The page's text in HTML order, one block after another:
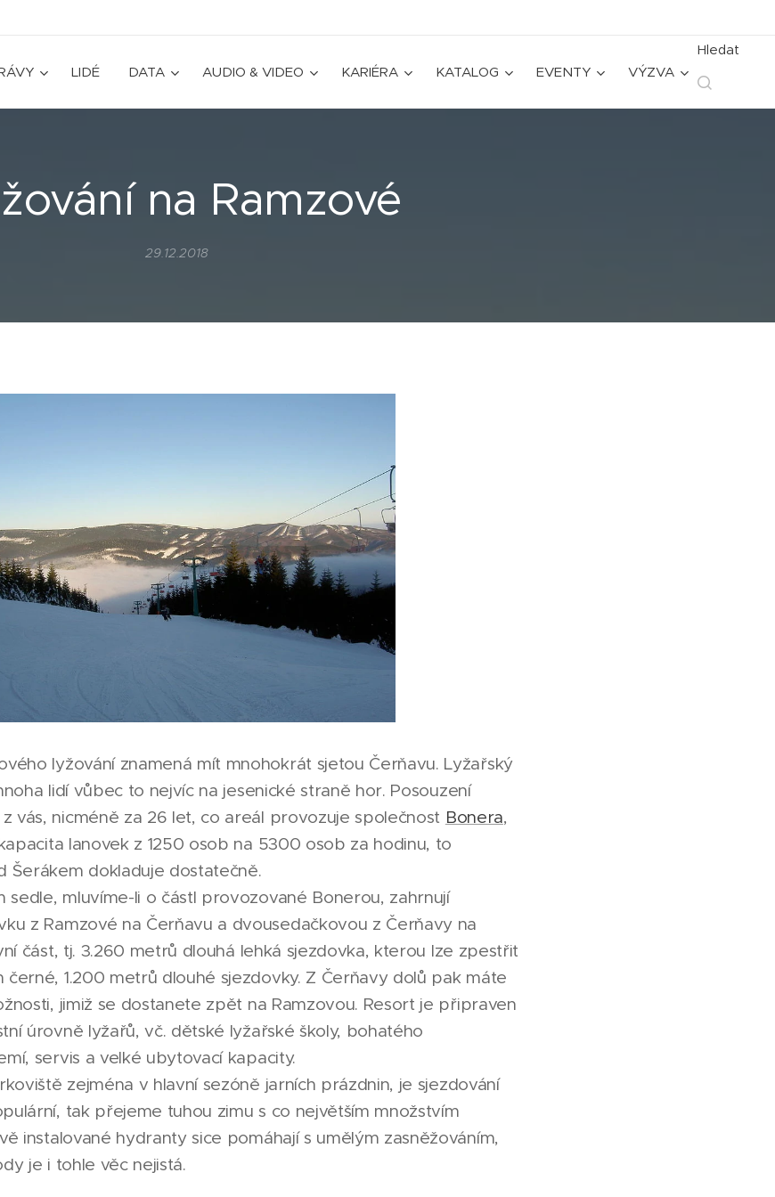
LIDÉ DATA AUDIO & VIDEO KARIÉRA KATALOG EVENTY VÝZVA
Hledat
na Ramzové
29.12.2018
lyžování znamená mít mnohokrát sjetou Čerňavu. Lyžařský
lidí vůbec to nejvíc na jesenické straně hor. Posouzení
vás, nicméně za 26 let, co areál provozuje společnost Bonera,
lanovek z 1250 osob na 5300 osob za hodinu, to
Šerákem dokladuje dostatečně.
sedle, mluvíme-li o částI provozované Bonerou, zahrnují
z Ramzové na Čerňavu a dvousedačkovou z Čerňavy na
část, tj. 3.260 metrů dlouhá lehká sjezdovka, kterou lze zpestřit
černé, 1.200 metrů dlouhé sjezdovky. Z Čerňavy dolů pak máte
jimiž se dostanete zpět na Ramzovou. Resort je připraven
úrovně lyžařů, vč. dětské lyžařské školy, bohatého
servis a velké ubytovací kapacity.
zejména v hlavní sezóně jarních prázdnin, je sjezdování
tak přejeme tuhou zimu s co největším množstvím
instalované hydranty sice pomáhají s umělým zasněžováním,
je i tohle věc nejistá.